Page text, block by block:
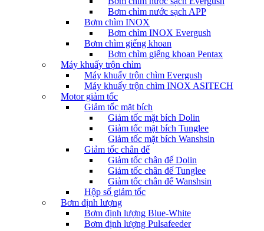
Bơm chìm nước sạch APP
Bơm chìm INOX
Bơm chìm INOX Evergush
Bơm chìm giếng khoan
Bơm chìm giếng khoan Pentax
Máy khuấy trộn chìm
Máy khuấy trộn chìm Evergush
Máy khuấy trộn chìm INOX ASITECH
Motor giảm tốc
Giảm tốc mặt bích
Giảm tốc mặt bích Dolin
Giảm tốc mặt bích Tunglee
Giảm tốc mặt bích Wanshsin
Giảm tốc chân đế
Giảm tốc chân đế Dolin
Giảm tốc chân đế Tunglee
Giảm tốc chân đế Wanshsin
Hộp số giảm tốc
Bơm định lượng
Bơm định lượng Blue-White
Bơm định lượng Pulsafeeder